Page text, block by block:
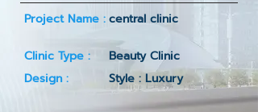
Project Name :central clinic
Clinic Type :
Beauty Clinic
Design :
Style : Luxury